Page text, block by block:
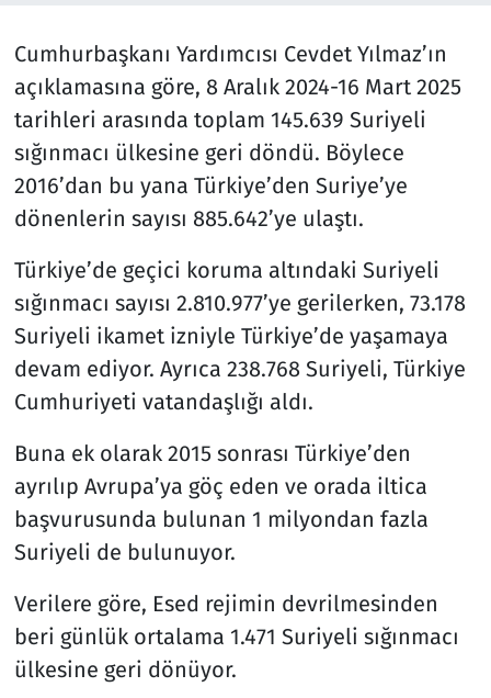
Cumhurbaşkanı Yardımcısı Cevdet Yılmaz’ın
açıklamasına göre, 8 Aralık 2024-16 Mart 2025
tarihleri arasında toplam 145.639 Suriyeli
sığınmacı ülkesine geri döndü. Böylece
2016’dan bu yana Türkiye’den Suriye’ye
dönenlerin sayısı 885.642’ye ulaştı.
Türkiye’de geçici koruma altındaki Suriyeli
sığınmacı sayısı 2.810.977’ye gerilerken, 73.178
Suriyeli ikamet izniyle Türkiye’de yaşamaya
devam ediyor. Ayrıca 238.768 Suriyeli, Türkiye
Cumhuriyeti vatandaşlığı aldı.
Buna ek olarak 2015 sonrası Türkiye’den
ayrılıp Avrupa’ya göç eden ve orada iltica
başvurusunda bulunan 1 milyondan fazla
Suriyeli de bulunuyor.
Verilere göre, Esed rejimin devrilmesinden
beri günlük ortalama 1.471 Suriyeli sığınmacı
ülkesine geri dönüyor.
Oyun
Ramazan
Resmi İlanlar
Rüya Tabirleri
Sağlık
Savunma Sanayi
Seçim 2023
Teknoloji ve Bilim
Televizyon